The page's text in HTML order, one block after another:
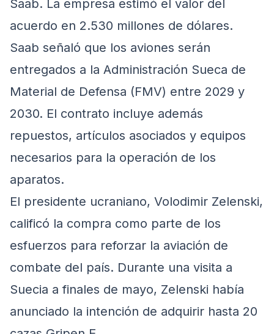
Saab. La empresa estimó el valor del
acuerdo en 2.530 millones de dólares.
Saab señaló que los aviones serán
entregados a la Administración Sueca de
Material de Defensa (FMV) entre 2029 y
2030. El contrato incluye además
repuestos, artículos asociados y equipos
necesarios para la operación de los
aparatos.
El presidente ucraniano, Volodimir Zelenski,
calificó la compra como parte de los
esfuerzos para reforzar la aviación de
combate del país. Durante una visita a
Suecia a finales de mayo, Zelenski había
anunciado la intención de adquirir hasta 20